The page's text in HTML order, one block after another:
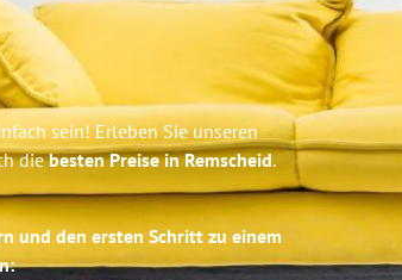
sein! Erleben Sie unseren
diebesten Preise in Remscheid.
und den ersten Schritt zu einem